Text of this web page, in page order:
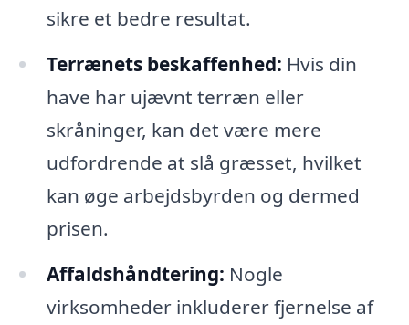
sikre et bedre resultat.
Terrænets beskaffenhed: Hvis din
have har ujævnt terræn eller
skråninger, kan det være mere
udfordrende at slå græsset, hvilket
kan øge arbejdsbyrden og dermed
prisen.
Affaldshåndtering: Nogle
virksomheder inkluderer fjernelse af